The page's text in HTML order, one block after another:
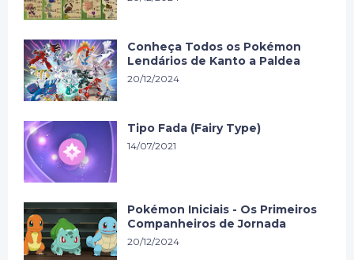
Conheça Todos os Pokémon
Lendários de Kanto a Paldea
20/12/2024
Tipo Fada (Fairy Type)
14/07/2021
Pokémon Iniciais - Os Primeiros
Companheiros de Jornada
20/12/2024